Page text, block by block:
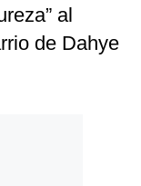
al
de Dahye